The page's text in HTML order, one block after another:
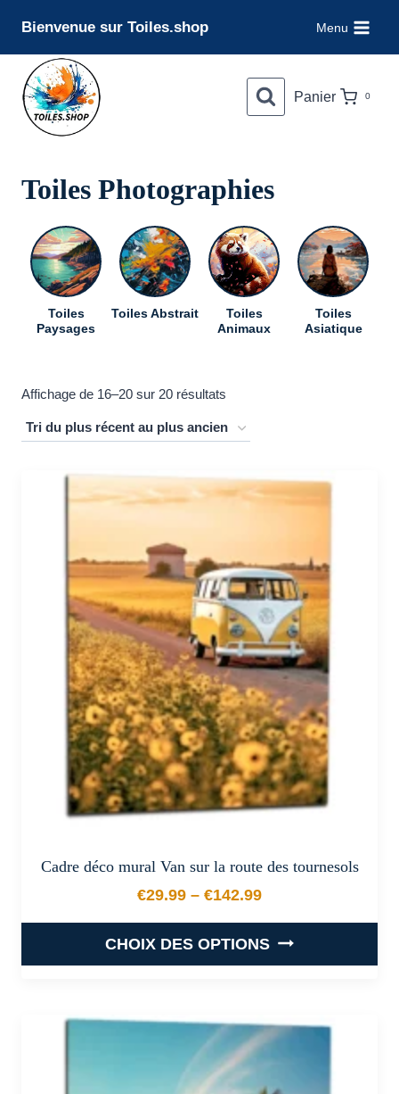
contenu
Bienvenue sur Toiles.shop Menu
Panier 0
Toiles Photographies
Toiles
Paysages
Toiles Abstrait
Toiles
Animaux
Toiles
Asiatique
Affichage de 16–20 sur 20 résultats
plus
au
Cadre déco mural Van sur la route des tournesols
€29.99 – €142.99
Plage de prix : €29.99 à
CHOIX DES OPTIONS
a
plusieurs
variations.